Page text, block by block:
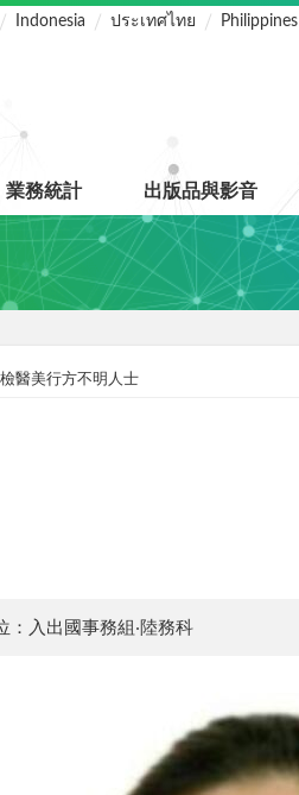
Indonesia ประเทศไทย Philippines
業務統計 出版品與影音
醫美行方不明人士
：入出國事務組‧陸務科